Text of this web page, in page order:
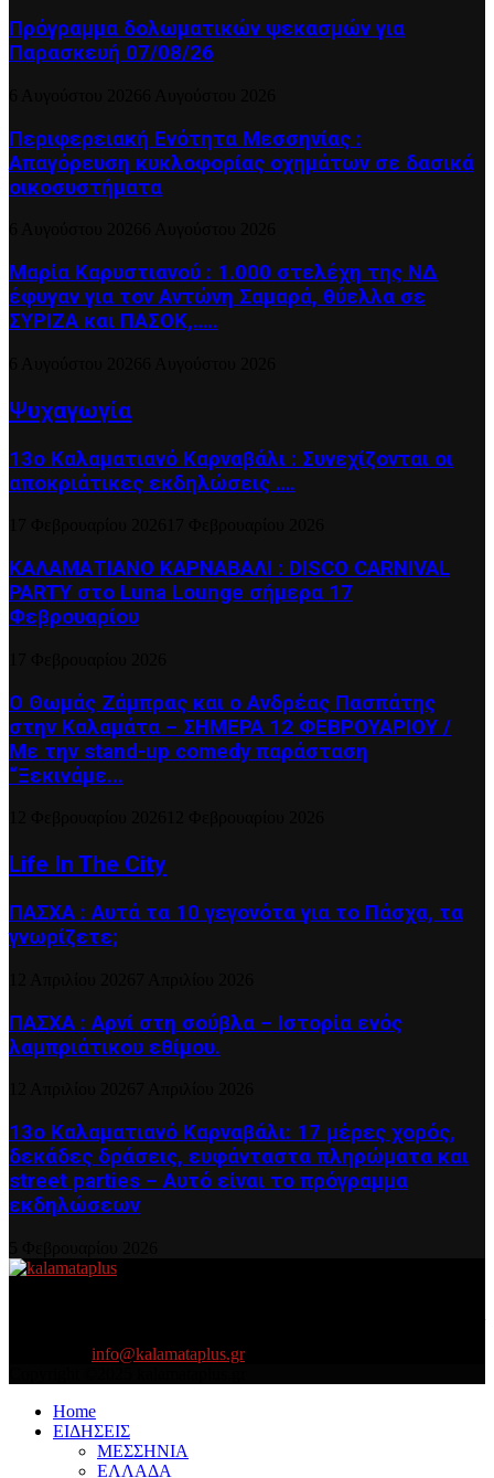
Πρόγραμμα δολωματικών ψεκασμών για
Παρασκευή 07/08/26
Περιφερειακή Ενότητα Μεσσηνίας :
Απαγόρευση κυκλοφορίας οχημάτων σε δασικά
οικοσυστήματα
Μαρία Καρυστιανού : 1.000 στελέχη της ΝΔ
έφυγαν για τον Αντώνη Σαμαρά, θύελλα σε
ΣΥΡΙΖΑ και ΠΑΣΟΚ,…..
Ψυχαγωγία
13ο Καλαματιανό Καρναβάλι : Συνεχίζονται οι
αποκριάτικες εκδηλώσεις ….
ΚΑΛΑΜΑΤΙΑΝΟ ΚΑΡΝΑΒΑΛΙ : DISCO CARNIVAL
PARTY στο Luna Lounge σήμερα 17
Φεβρουαρίου
Ο Θωμάς Ζάμπρας και ο Ανδρέας Πασπάτης
στην Καλαμάτα – ΣΗΜΕΡΑ 12 ΦΕΒΡΟΥΑΡΙΟΥ /
Με την stand-up comedy παράσταση
“Ξεκινάμε...
Life In The City
ΠΑΣΧΑ : Αυτά τα 10 γεγονότα για το Πάσχα, τα
γνωρίζετε;
ΠΑΣΧΑ : Αρνί στη σούβλα – Ιστορία ενός
λαμπριάτικου εθίμου.
13ο Καλαματιανό Καρναβάλι: 17 μέρες χορός,
δεκάδες δράσεις, ευφάνταστα πληρώματα και
street parties – Αυτό είναι το πρόγραμμα
εκδηλώσεων
info@kalamataplus.gr
Home
ΕΙΔΗΣΕΙΣ
ΜΕΣΣΗΝΙΑ
ΕΛΛΑΔΑ